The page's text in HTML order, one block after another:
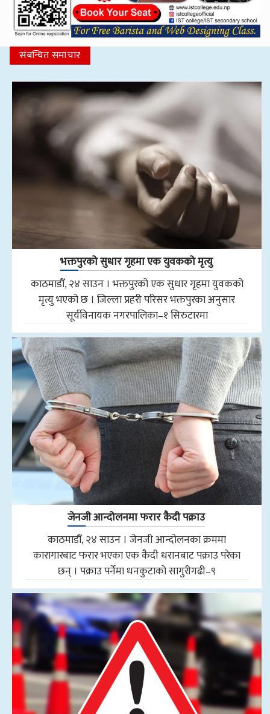
संबन्धित समाचार
भक्तपुरको सुधार गृहमा एक युवकको मृत्यु
काठमाडौँ, २४ साउन । भक्तपुरको एक सुधार गृहमा युवकको
मृत्यु भएको छ । जिल्ला प्रहरी परिसर भक्तपुरका अनुसार
सूर्यविनायक नगरपालिका–१ सिरुटारमा
जेनजी आन्दोलनमा फरार कैदी पक्राउ
काठमाडौँ, २४ साउन । जेनजी आन्दोलनका क्रममा
कारागारबाट फरार भएका एक कैदी धरानबाट पक्राउ परेका
छन् । पक्राउ पर्नेमा धनकुटाको सागुरीगढी–९